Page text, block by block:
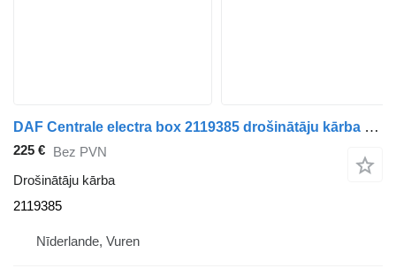
DAF Centrale electra box 2119385 drošinātāju kārba paredzēts kravas automašīnas
225 € Bez PVN
Drošinātāju kārba
2119385
Nīderlande, Vuren